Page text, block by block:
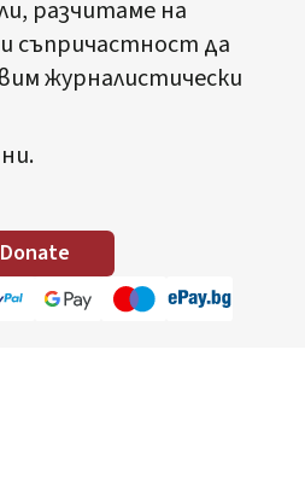
разчитаме на
съпричастност да
журналистически
Donate